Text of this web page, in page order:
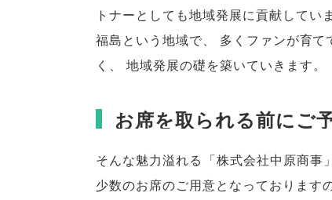
トナーとしても地域発展に貢献してい
福島という地域で、 多くファンが育て
く 、 地域発展の礎を築いていきます。
お席を取られる前にご
そんな魅力溢れる 「株式会社中原商事 」
少数のお席のご用意となっております